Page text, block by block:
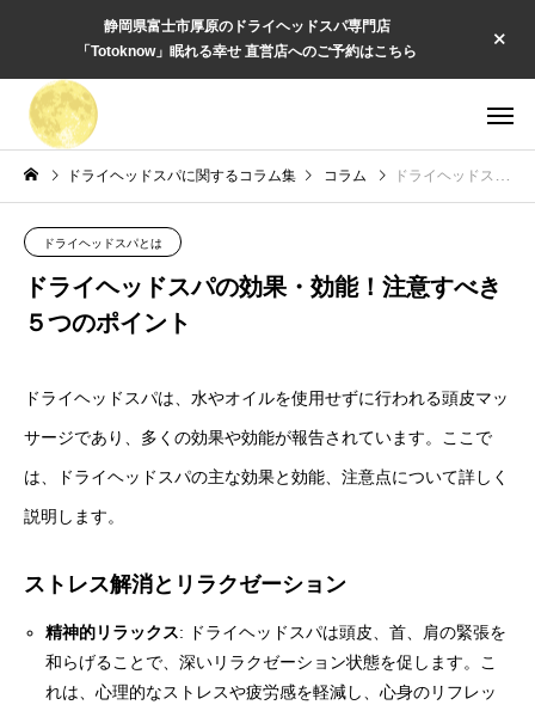
静岡県富士市厚原のドライヘッドスパ専門店
「Totoknow」眠れる幸せ 直営店へのご予約はこちら
ドライヘッドスパに関するコラム集 コラム ドライヘッドスパの効果・効能！注意すべき５つのポイント
ドライヘッドスパとは
ドライヘッドスパの効果・効能！注意すべき
５つのポイント
ドライヘッドスパは、水やオイルを使用せずに行われる頭皮マッ
サージであり、多くの効果や効能が報告されています。ここで
は、ドライヘッドスパの主な効果と効能、注意点について詳しく
説明します。
ストレス解消とリラクゼーション
精神的リラックス: ドライヘッドスパは頭皮、首、肩の緊張を
和らげることで、深いリラクゼーション状態を促します。こ
れは、心理的なストレスや疲労感を軽減し、心身のリフレッ